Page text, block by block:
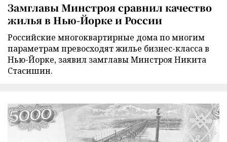
Замглавы Минстроя сравнил качество
жилья в Нью-Йорке и России
Российские многоквартирные дома по многим
параметрам превосходят жилье бизнес-класса в
Нью-Йорке, заявил замглавы Минстроя Никита
Стасишин.